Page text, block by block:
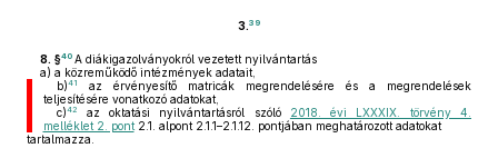
3.39
8. §40 A diákigazolványokról vezetett nyilvántartás
a) a közreműködő intézmények adatait,
b)41
az érvényesítő matricák megrendelésére és a megrendelések
teljesítésére vonatkozó adatokat,
c)42 az oktatási nyilvántartásról szóló 2018. évi LXXXIX. törvény 4.
melléklet 2. pont2.1. alpont 2.1.1–2.1.12. pontjában meghatározott adatokat
tartalmazza.